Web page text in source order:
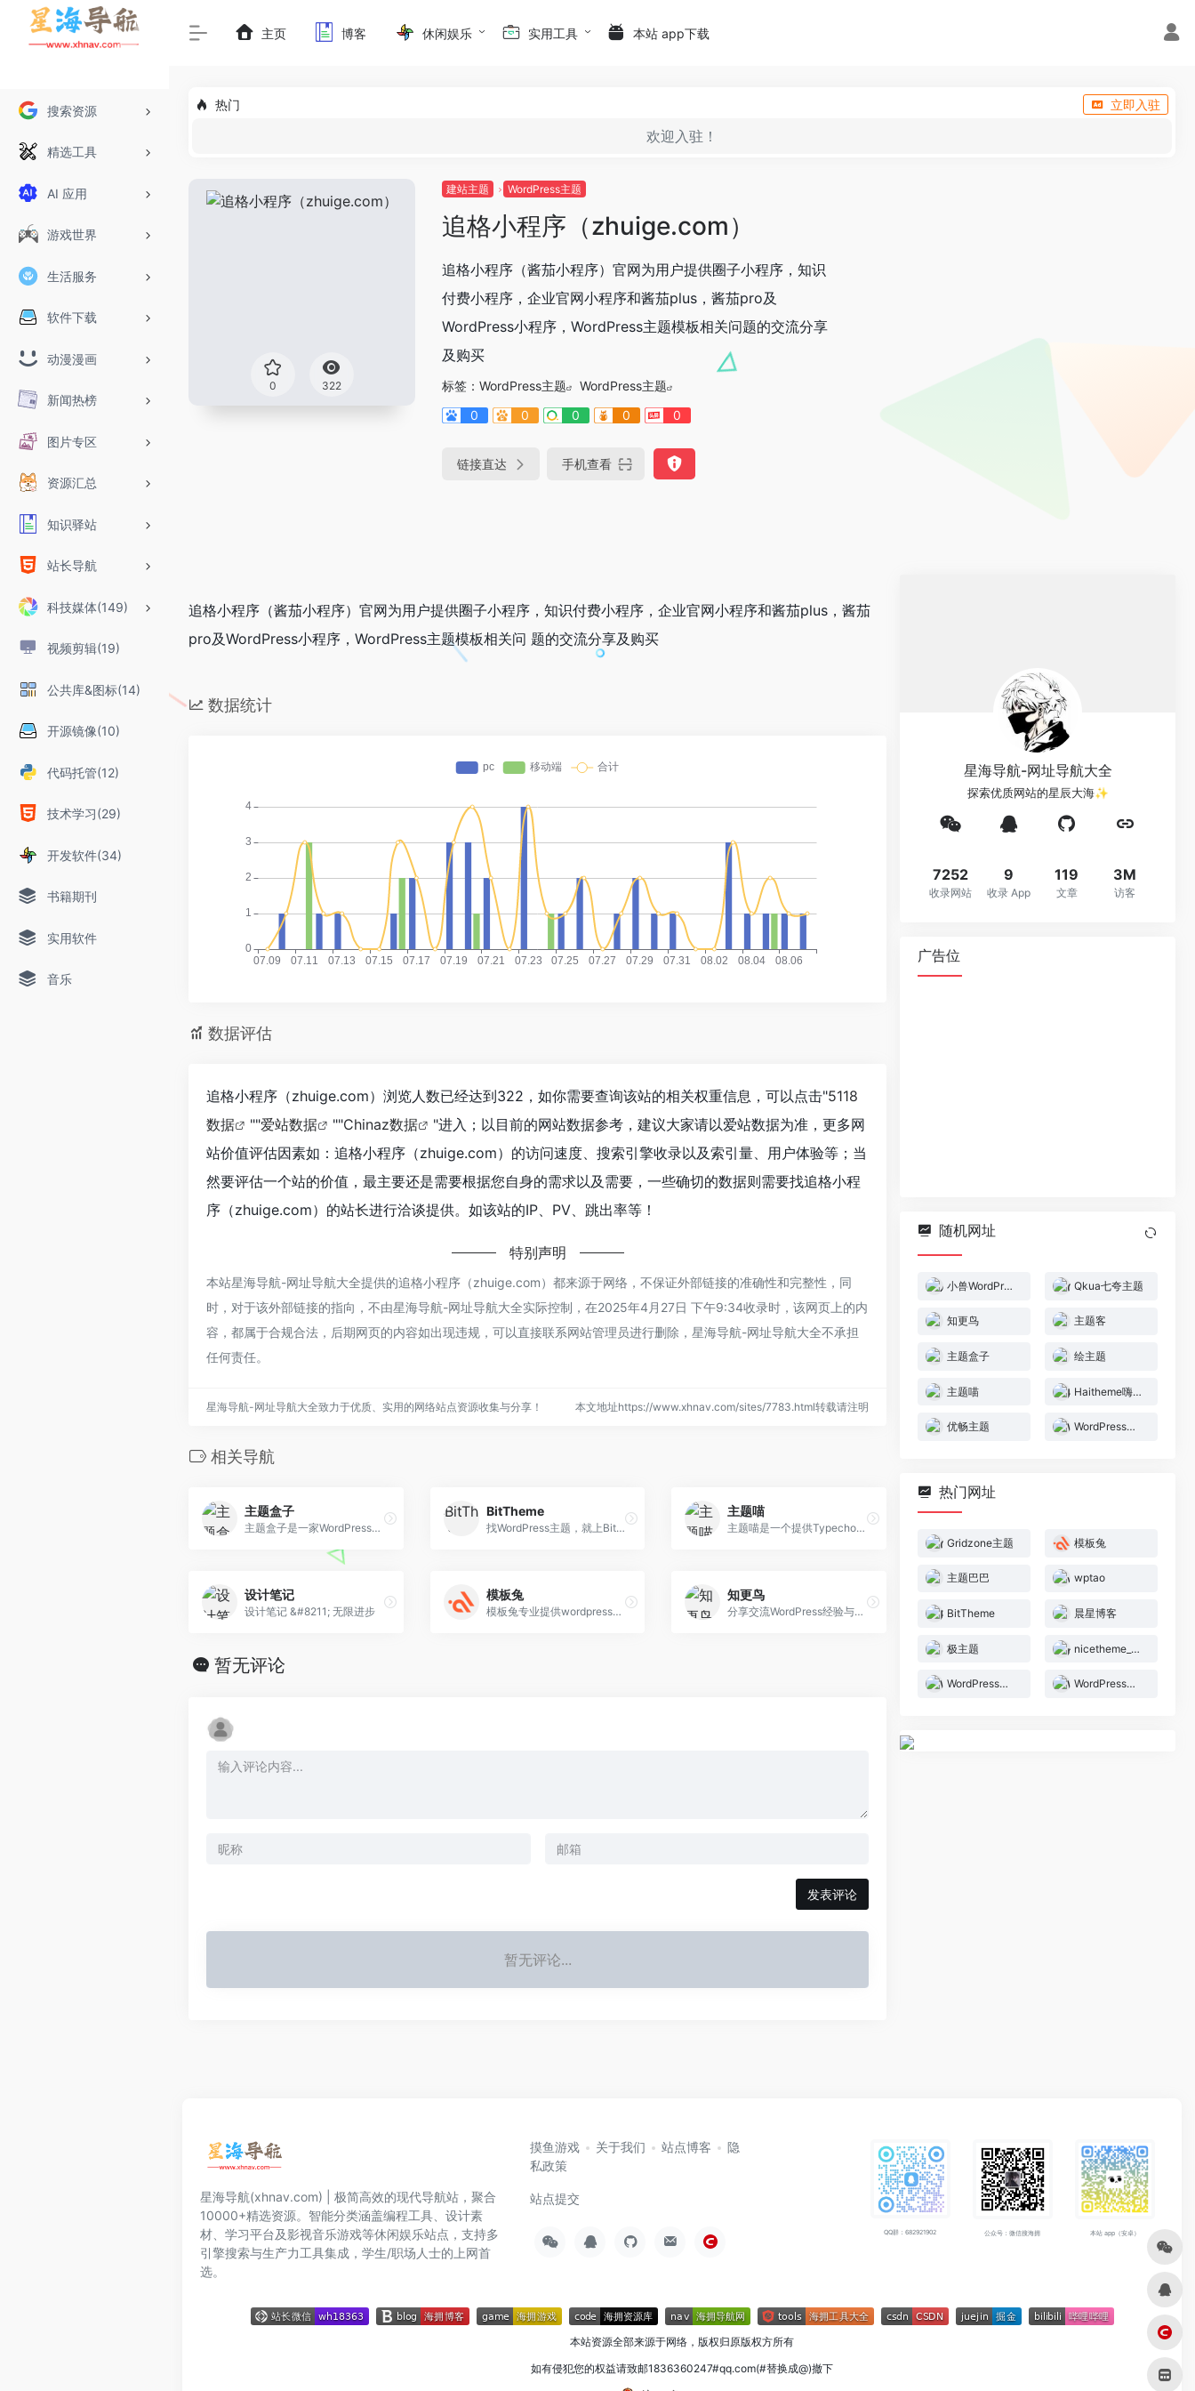
搜索资源
精选工具
AI 应用
游戏世界
生活服务
软件下载
动漫漫画
新闻热榜
图片专区
资源汇总
知识驿站
站长导航
科技媒体(149)
视频剪辑(19)
公共库&图标(14)
开源镜像(10)
代码托管(12)
技术学习(29)
开发软件(34)
书籍期刊
实用软件
音乐
主页 博客 休闲娱乐 实用工具 本站 app下载
热门 立即入驻
欢迎入驻！
0 322
建站主题 WordPress主题
追格小程序（zhuige.com）
追格小程序（酱茄小程序）官网为用户提供圈子小程序，知识
付费小程序，企业官网小程序和酱茄plus，酱茄pro及
WordPress小程序，WordPress主题模板相关问题的交流分享
及购买
标签： WordPress主题
WordPress主题
0
0 0 0 0
链接直达 手机查看
追格小程序（酱茄小程序）官网为用户提供圈子小程序，知识付费小程序，企业官网小程序和酱茄plus，酱茄
pro及WordPress小程序，WordPress主题模板相关问 题的交流分享及购买
数据统计
数据评估
追格小程序（zhuige.com）浏览人数已经达到322，如你需要查询该站的相关权重信息，可以点击"5118
数据
""爱站数据 ""Chinaz数据
"进入；以目前的网站数据参考，建议大家请以爱站数据为准，更多网
站价值评估因素如：追格小程序（zhuige.com）的访问速度、搜索引擎收录以及索引量、用户体验等；当
然要评估一个站的价值，最主要还是需要根据您自身的需求以及需要，一些确切的数据则需要找追格小程
序（zhuige.com）的站长进行洽谈提供。如该站的IP、PV、跳出率等！
特别声明
本站星海导航-网址导航大全提供的追格小程序（zhuige.com）都来源于网络，不保证外部链接的准确性和完整性，同
时，对于该外部链接的指向，不由星海导航-网址导航大全实际控制，在2025年4月27日 下午9:34收录时，该网页上的内
容，都属于合规合法，后期网页的内容如出现违规，可以直接联系网站管理员进行删除，星海导航-网址导航大全不承担
任何责任。
星海导航-网址导航大全致力于优质、实用的网络站点资源收集与分享！ 本文地址https://www.xhnav.com/sites/7783.html转载请注明
相关导航
主题盒子
主题盒子是一家WordPress主题模板服务商,致力于WordPress主题模板开发,所有WP主题均原创开发,提供WordPress企业主题、跨境电商独立站,WordPress博客主题、商城主 题及CMS主题等主题定制下载,为企业及站长提供助力。
BitTheme
找WordPress主题，就上BitTheme。BitTheme是国内名列前茅的WordPress主题开发团队，团队开发有多款WordPress企业主题、WordPress博客主题。同时对所有的WordPress主题提供长期的维护更新和技术支持，是您购买WordPress主题的不二之选！
主题喵
主题喵是一个提供Typecho和WordPress主题的网站，收录了各种风格和功能的主题，以及独立程序。您可以在这里找到适合您的主题，或者投稿您的原创作品。
设计笔记
设计笔记 &#8211; 无限进步
模板兔
模板兔专业提供wordpress主题定制开发，wordpress主题、wordpress模板、wordpress插件、wordpress企业主题、wordpress博客模板免费下载。
知更鸟
分享交流WordPress经验与技巧，关注前端设计与网站制作，打造自己专属的WordPress主题，让你的博客与众不同！
暂无评论
发表评论
暂无评论...
星海导航-网址导航大全
探索优质网站的星辰大海✨
7252
收录网站
9
收录 App
119
文章
3M
访客
广告位
随机网址
小兽WordPress Qkua七夸主题
知更鸟 主题客
主题盒子 绘主题
主题喵 Haitheme嗨主题
优畅主题 WordPress蜂蜜
热门网址
Gridzone主题 模板兔
主题巴巴 wptao
BitTheme 晨星博客
极主题 nicetheme_奈思主题
WordPress智库 WordPress蜂蜜
星海导航(xhnav.com) | 极简高效的现代导航站，聚合
10000+精选资源。智能分类涵盖编程工具、设计素
材、学习平台及影视音乐游戏等休闲娱乐站点，支持多
引擎搜索与生产力工具集成，学生/职场人士的上网首
选。
摸鱼游戏 关于我们 站点博客
隐
私政策
站点提交
QQ群：682921902 公众号：微信搜海拥 本站 app（安卓）
本站资源全部来源于网络，版权归原版权方所有
如有侵犯您的权益请致邮1836360247#qq.com(#替换成@)撤下